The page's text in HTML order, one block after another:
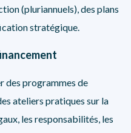
(pluriannuels), des plans
stratégique.
des programmes de
ateliers pratiques sur la
les responsabilités, les